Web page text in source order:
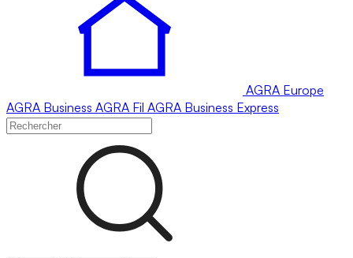
AGRA Europe
AGRA Business AGRA Fil AGRA Business Express